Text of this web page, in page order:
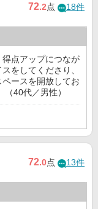
72.2点 18件
点アップにつなが
をしてくださり、
ースを開放してお
40代／男性）
72.0点 13件